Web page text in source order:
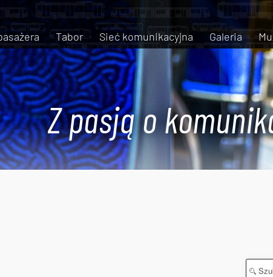
Tabor Sieć komunikacyjna Galeria
Z pasją o